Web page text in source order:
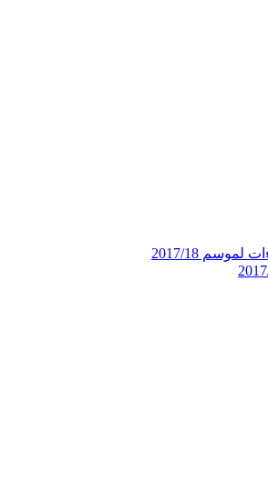
ومقالات حول المسلسلات
2017/18